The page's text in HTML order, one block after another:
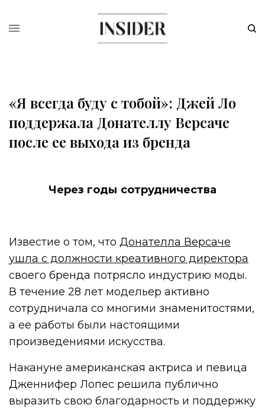
«Я всегда буду с тобой»: Джей Ло
поддержала Донателлу Версаче
после ее выхода из бренда
Через годы сотрудничества
Известие о том, что Донателла Версаче
ушла с должности креативного директора
своего бренда потрясло индустрию моды.
В течение 28 лет модельер активно
сотрудничала со многими знаменитостями,
а ее работы были настоящими
произведениями искусства.
Накануне американская актриса и певица
Дженнифер Лопес решила публично
выразить свою благодарность и поддержку